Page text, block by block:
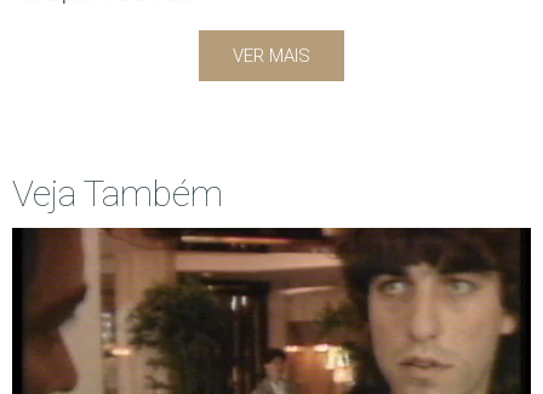
VER MAIS
Veja Também